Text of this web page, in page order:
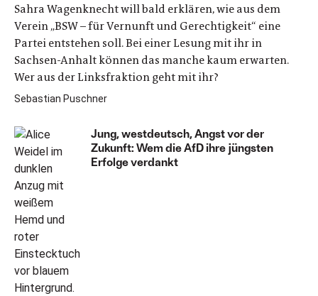
Sahra Wagenknecht will bald erklären, wie aus dem
Verein „BSW – für Vernunft und Gerechtigkeit“ eine
Partei entstehen soll. Bei einer Lesung mit ihr in
Sachsen-Anhalt können das manche kaum erwarten.
Wer aus der Linksfraktion geht mit ihr?
Sebastian Puschner
Jung, westdeutsch, Angst vor der
Zukunft: Wem die AfD ihre jüngsten
Erfolge verdankt